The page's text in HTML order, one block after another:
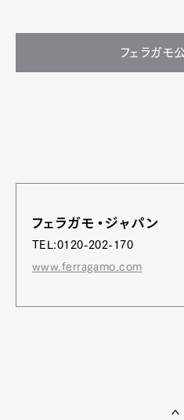
フェラガモ
フェラガモ・ジャパン
TEL:0120-202-170
www.ferragamo.com